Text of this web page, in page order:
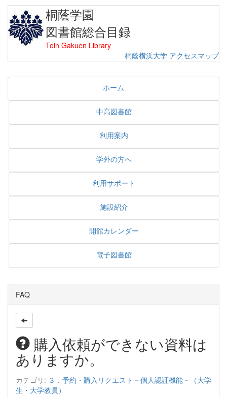
桐蔭学園
図書館総合目録
Toin Gakuen Library
桐蔭横浜大学 アクセスマップ
ホーム
中高図書館
利用案内
学外の方へ
利用サポート
施設紹介
開館カレンダー
電子図書館
FAQ
購入依頼ができない資料は
ありますか。
カテゴリ: ３．予約・購入リクエスト－個人認証機能－（大学
生・大学教員）